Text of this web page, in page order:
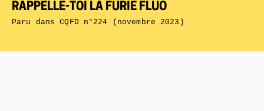
RAPPELLE-TOI LA FURIE FLUO
Paru dansCQFD n°224 (novembre 2023)